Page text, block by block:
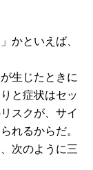
かといえば、
生じたときに
と症状はセッ
スクが、サイ
れるからだ。
次のように三